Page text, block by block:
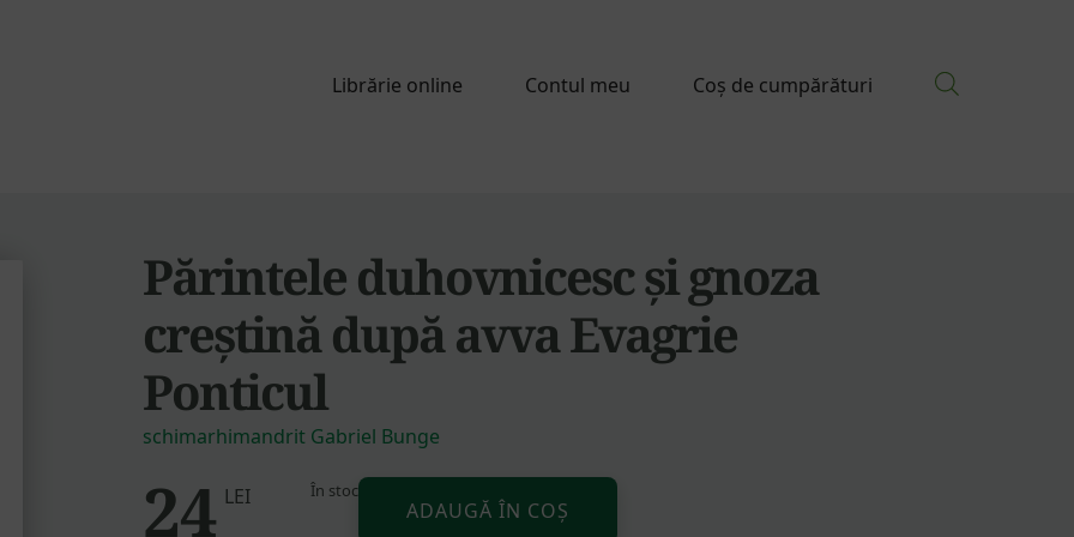
Librărie online Contul meu Coș de cumpărături
Părintele duhovnicesc și gnoza
creștină după avva Evagrie
Ponticul
schimarhimandrit Gabriel Bunge
24 LEI În stocCantitate
PărinteleADAUGĂ ÎN COȘ
Alternative: